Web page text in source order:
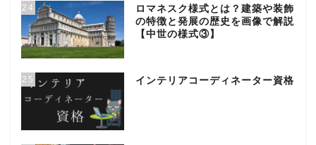
24
ロマネスク様式とは？建築や装飾
の特徴と発展の歴史を画像で解説
【中世の様式③】
25 インテリアコーディネーター資格